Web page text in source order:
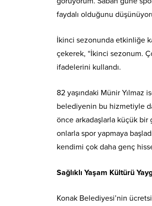
faydalı olduğunu
İkinci sezonunda etkinliğe
çekerek, “İkinci sezonum.
ifadelerini kullandı.
82 yaşındaki Münir Yılmaz
belediyenin bu hizmetiyle
önce arkadaşlarla küçük bir
onlarla spor yapmaya
kendimi çok daha genç
Sağlıklı Yaşam Kültürü
Konak Belediyesi’nin